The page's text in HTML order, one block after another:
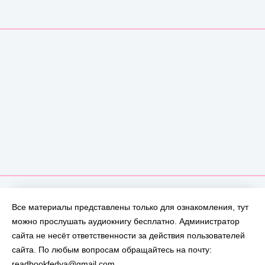
Все материалы представлены только для ознакомления, тут
можно прослушать аудиокнигу бесплатно. Администратор
сайта не несёт ответственности за действия пользователей
сайта. По любым вопросам обращайтесь на почту: